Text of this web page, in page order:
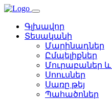
Գլխավոր
Տեսականի
Մարինադներ
Ըմպելիքներ
Մուրաբաներ և
Սոուսներ
Սառը թեյ
Պահածոներ